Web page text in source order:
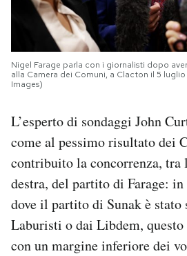
Nigel Farage parla con i giornalisti dopo
alla Camera dei Comuni, a Clacton il 5
Images)
L’esperto di sondaggi John
come al pessimo risultato dei
contribuito la concorrenza, tra
destra, del partito di Farage:
dove il partito di Sunak è stato
Laburisti o dai Libdem, questo
con un margine inferiore dei